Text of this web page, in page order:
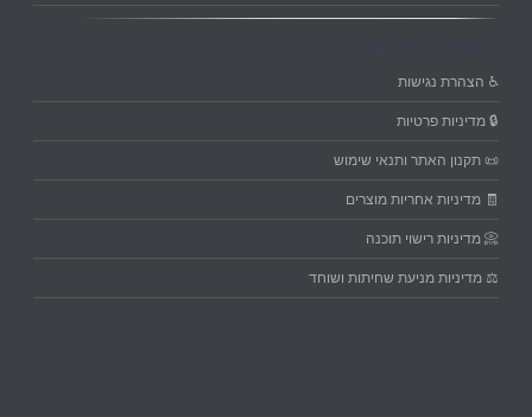
♿ הצהרת נגישות
🔒 מדיניות פרטיות
📜 תקנון האתר ותנאי שימוש
🧾 מדיניות אחריות מוצרים
📀 מדיניות רישוי תוכנה
⚖️ מדיניות מניעת שחיתות ושוחד